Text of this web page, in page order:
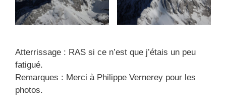
Atterrissage : RAS si ce n’est que j’étais un peu
fatigué.
Remarques : Merci à Philippe Vernerey pour les
photos.